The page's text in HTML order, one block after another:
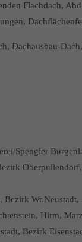
Flachdach,
Dachausbau-
Spengler
Bezirk
Hirm,
Bezirk